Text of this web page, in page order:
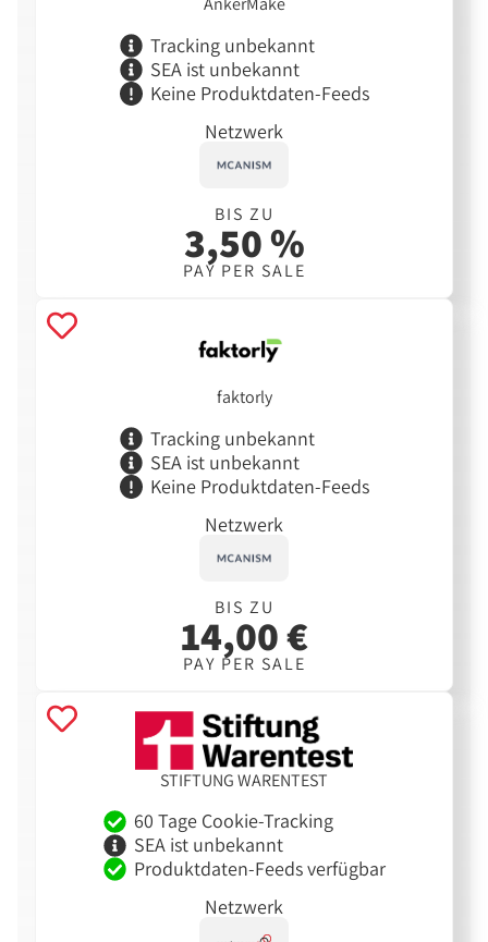
Tracking unbekannt
SEA ist unbekannt
Keine Produktdaten-Feeds
Netzwerk
BIS ZU
3,50 %
PAY PER SALE
faktorly
Tracking unbekannt
SEA ist unbekannt
Keine Produktdaten-Feeds
Netzwerk
BIS ZU
14,00 €
PAY PER SALE
STIFTUNG WARENTEST
60 Tage Cookie-Tracking
SEA ist unbekannt
Produktdaten-Feeds verfügbar
Netzwerk